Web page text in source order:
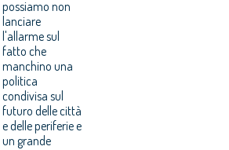
possiamo non
lanciare
l'allarme sul
fatto che
manchino una
politica
condivisa sul
futuro delle città
e delle periferie e
un grande